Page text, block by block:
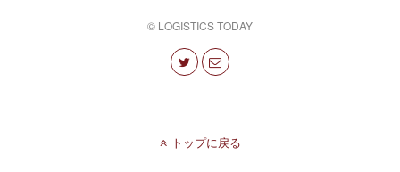
© LOGISTICS TODAY
トップに戻る